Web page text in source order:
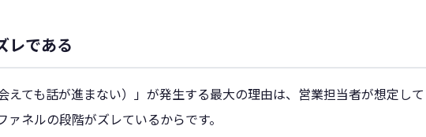
レである
ても話が進まない）」が発生する最大の理由は、営業担当者が想定して
ネルの段階がズレているからです。